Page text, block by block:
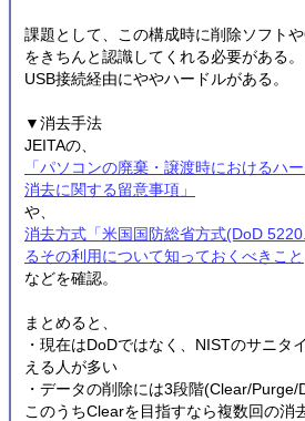
課題として、この構成時に削除ソフト
をきちんと認識してくれる必要がある。
USB接続経由にややハードルがある。
▼消去手法
JEITAの、
「パソコンの廃棄・譲渡時におけるハ
消去に関する留意事項」
や、
消去方式「米国国防総省方式(DoD
るその利用について知っておくべきこと
などを確認。
まとめると、
・現在はDoDではなく、NISTのサニタ
える人が多い
・データの削除には3段階(Clear/Purge/
このうちClearを目指すなら複数回の消